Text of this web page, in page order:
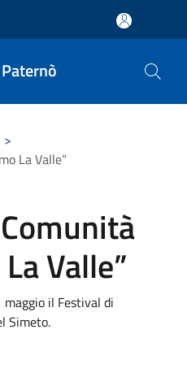
>
La Valle”
Valle”
il Festival di
Simeto.